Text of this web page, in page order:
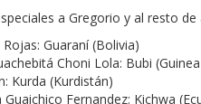
a Gregorio y al resto
Guaraní (Bolivia)
Choni Lola: Bubi
Kurda (Kurdistán)
Guaichico Fernandez: Kichwa